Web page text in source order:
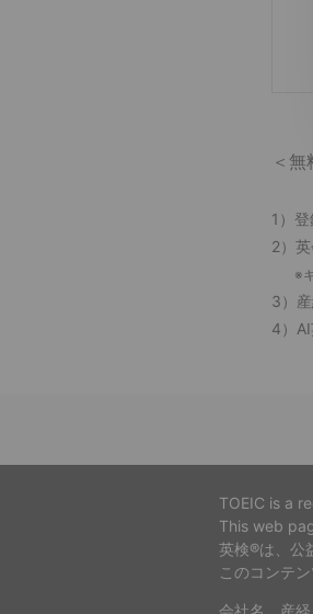
＜
1）
2）
※
3）
4）
TOEIC is a
This web
英検®は、公
このコンテ
会社名 産経